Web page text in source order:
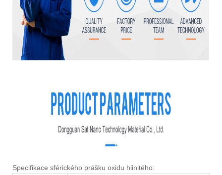
Specifikace sférického prášku oxidu hlinitého: